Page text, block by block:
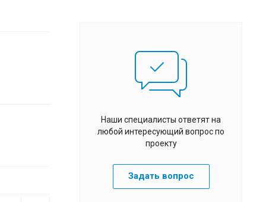
Наши специалисты ответят на
любой интересующий вопрос по
проекту
Задать вопрос